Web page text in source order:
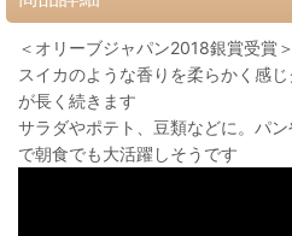
＜オリーブジャパン2018銀賞受賞＞
スイカのような香りを柔らかく感
が長く続きます
サラダやポテト、豆類などに。パ
で朝食でも大活躍しそうです